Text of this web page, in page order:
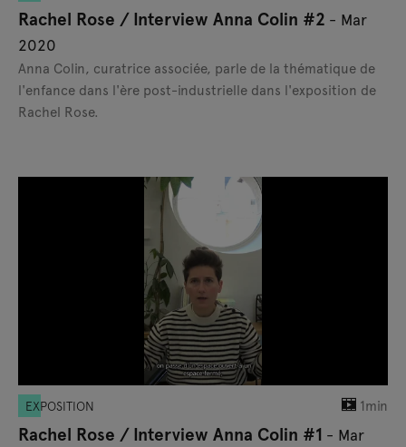
Rachel Rose / Interview Anna Colin #2 - Mar
2020
Anna Colin, curatrice associée, parle de la thématique de
l'enfance dans l'ère post-industrielle dans l'exposition de
Rachel Rose.
EXPOSITION 1min
Rachel Rose / Interview Anna Colin #1 - Mar